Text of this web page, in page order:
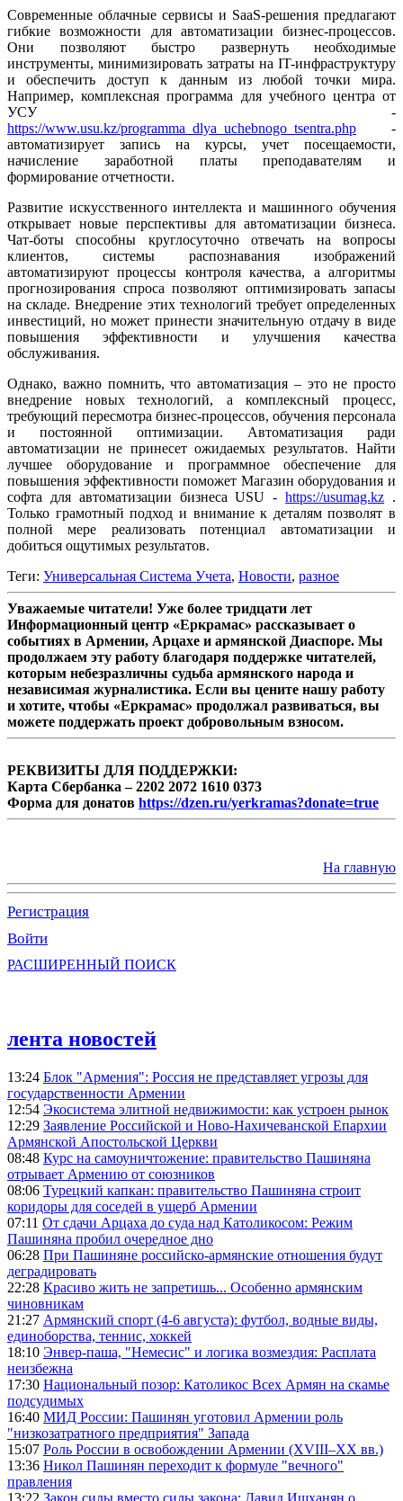
Современные облачные сервисы и SaaS-решения предлагают
гибкие возможности для автоматизации бизнес-процессов.
Они позволяют быстро развернуть необходимые
инструменты, минимизировать затраты на IT-инфраструктуру
и обеспечить доступ к данным из любой точки мира.
Например, комплексная программа для учебного центра от
УСУ -
https://www.usu.kz/programma_dlya_uchebnogo_tsentra.php -
автоматизирует запись на курсы, учет посещаемости,
начисление заработной платы преподавателям и
формирование отчетности.
Развитие искусственного интеллекта и машинного обучения
открывает новые перспективы для автоматизации бизнеса.
Чат-боты способны круглосуточно отвечать на вопросы
клиентов, системы распознавания изображений
автоматизируют процессы контроля качества, а алгоритмы
прогнозирования спроса позволяют оптимизировать запасы
на складе. Внедрение этих технологий требует определенных
инвестиций, но может принести значительную отдачу в виде
повышения эффективности и улучшения качества
обслуживания.
Однако, важно помнить, что автоматизация – это не просто
внедрение новых технологий, а комплексный процесс,
требующий пересмотра бизнес-процессов, обучения персонала
и постоянной оптимизации. Автоматизация ради
автоматизации не принесет ожидаемых результатов. Найти
лучшее оборудование и программное обеспечение для
повышения эффективности поможет Магазин оборудования и
софта для автоматизации бизнеса USU -https://usumag.kz .
Только грамотный подход и внимание к деталям позволят в
полной мере реализовать потенциал автоматизации и
добиться ощутимых результатов.
Теги: Универсальная Система Учета, Новости, разное
Уважаемые читатели! Уже более тридцати лет
Информационный центр «Еркрамас» рассказывает о
событиях в Армении, Арцахе и армянской Диаспоре. Мы
продолжаем эту работу благодаря поддержке читателей,
которым небезразличны судьба армянского народа и
независимая журналистика. Если вы цените нашу работу
и хотите, чтобы «Еркрамас» продолжал развиваться, вы
можете поддержать проект добровольным взносом.
РЕКВИЗИТЫ ДЛЯ ПОДДЕРЖКИ:
Карта Сбербанка – 2202 2072 1610 0373
Форма для донатов https://dzen.ru/yerkramas?donate=true
На главную
Регистрация
Войти
РАСШИРЕННЫЙ ПОИСК
лента новостей
13:24 Блок "Армения": Россия не представляет угрозы для
государственности Армении
12:54 Экосистема элитной недвижимости: как устроен рынок
12:29 Заявление Российской и Ново-Нахичеванской Епархии
Армянской Апостольской Церкви
08:48 Курс на самоуничтожение: правительство Пашиняна
отрывает Армению от союзников
08:06 Турецкий капкан: правительство Пашиняна строит
коридоры для соседей в ущерб Армении
07:11 От сдачи Арцаха до суда над Католикосом: Режим
Пашиняна пробил очередное дно
06:28 При Пашиняне российско-армянские отношения будут
деградировать
22:28 Красиво жить не запретишь... Особенно армянским
чиновникам
21:27 Армянский спорт (4-6 августа): футбол, водные виды,
единоборства, теннис, хоккей
18:10 Энвер-паша, "Немесис" и логика возмездия: Расплата
неизбежна
17:30 Национальный позор: Католикос Всех Армян на скамье
подсудимых
16:40 МИД России: Пашинян уготовил Армении роль
"низкозатратного предприятия" Запада
15:07 Роль России в освобождении Армении (XVIII–XX вв.)
13:36 Никол Пашинян переходит к формуле "вечного"
правления